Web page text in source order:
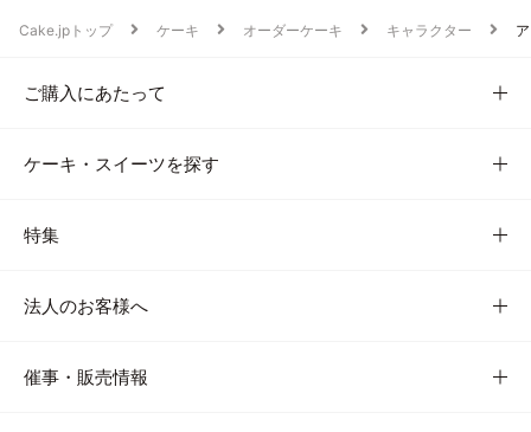
Cake.jpトップ ケーキ オーダーケーキ キャラクター
ご購入にあたって
ケーキ・スイーツを探す
特集
法人のお客様へ
催事・販売情報